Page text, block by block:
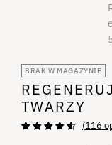
BRAK W MAGAZYNIE
TWARZY
(116